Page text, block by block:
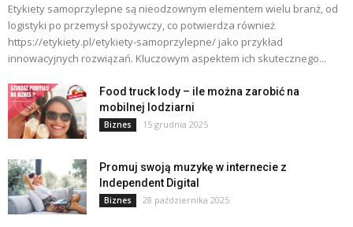
Etykiety samoprzylepne są nieodzownym elementem wielu branż, od
logistyki po przemysł spożywczy, co potwierdza również
https://etykiety.pl/etykiety-samoprzylepne/ jako przykład
innowacyjnych rozwiązań. Kluczowym aspektem ich skutecznego...
Food truck lody – ile można zarobić na
mobilnej lodziarni
Biznes 15 grudnia 2025
Promuj swoją muzykę w internecie z
Independent Digital
Biznes 28 października 2025